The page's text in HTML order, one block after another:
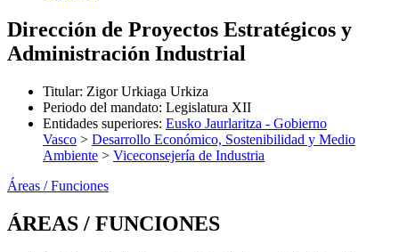
Dirección de Proyectos Estratégicos y
Administración Industrial
Titular: Zigor Urkiaga Urkiza
Periodo del mandato: Legislatura XII
Entidades superiores: Eusko Jaurlaritza - Gobierno
Vasco > Desarrollo Económico, Sostenibilidad y Medio
Ambiente > Viceconsejería de Industria
Áreas / Funciones
ÁREAS / FUNCIONES